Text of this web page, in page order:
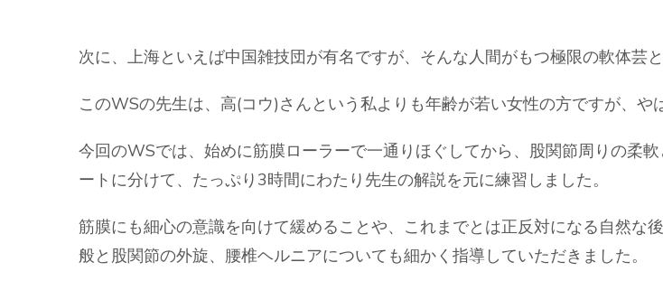
次に、上海といえば中国雑技団が有名ですが、そんな人間がもつ極限の軟体芸
このWSの先生は、高(コウ)さんという私よりも年齢が若い女性の方ですが、や
今回のWSでは、始めに筋膜ローラーで一通りほぐしてから、股関節周りの柔
ートに分けて、たっぷり3時間にわたり先生の解説を元に練習しました。
筋膜にも細心の意識を向けて緩めることや、これまでとは正反対になる自然
般と股関節の外旋、腰椎ヘルニアについても細かく指導していただきました。